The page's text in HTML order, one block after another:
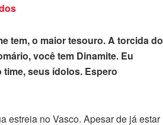
tem, o maior tesouro. A torcida do
você tem Dinamite. Eu
seus ídolos. Espero
estreia no Vasco. Apesar de já estar